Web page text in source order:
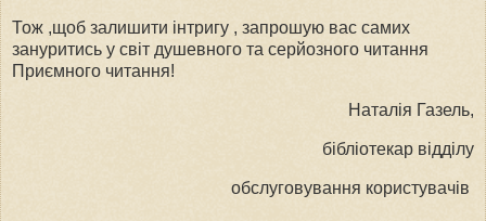
Тож ,щоб залишити інтригу , запрошую вас самих
зануритись у світ душевного та серйозного читання
Приємного читання!
Наталія Газель,
бібліотекар відділу
обслуговування користувачів